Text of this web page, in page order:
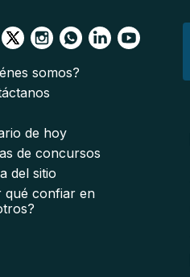
somos?
de hoy
de concursos
del sitio
qué confiar en